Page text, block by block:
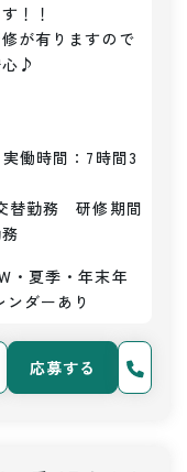
！！
が有りますので
心♪
働時間：7時間3
替勤務　研修期間
・夏季・年末年
ダーあり
応募する